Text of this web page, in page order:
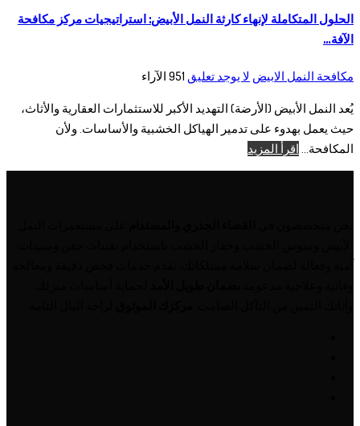
الحلول المتكاملة لإنهاء كارثة النمل الأبيض: استراتيجيات مركز مكافحة
الآفة…
مكافحة النمل الابيض لا يوجد تعليق 951الآراء
يُعد النمل الأبيض (الأرضة) التهديد الأكبر للاستثمارات العقارية والأثاث،
حيث يعمل بهدوء على تدمير الهياكل الخشبية والأساسات. ولأن
المكافحة...اقرأ المزيد
آمنة وفعالة لضمان سلامة ممتلكاتك. نقدم خدمات فحص دقيقة ومعالجة